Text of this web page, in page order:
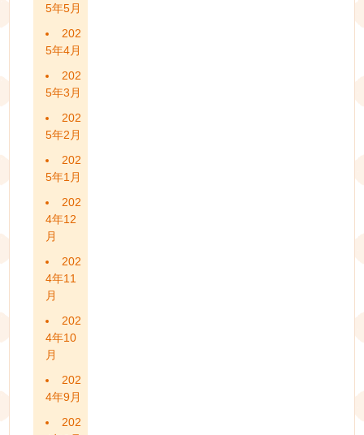
5年5月
202
5年4月
202
5年3月
202
5年2月
202
5年1月
202
4年12
月
202
4年11
月
202
4年10
月
202
4年9月
202